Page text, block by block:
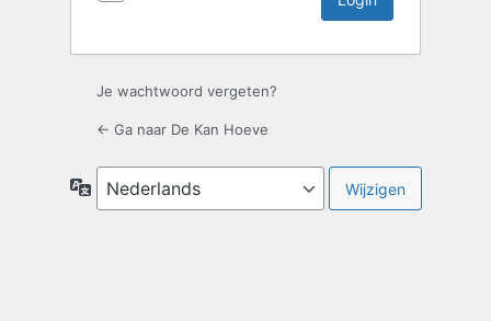
Je wachtwoord vergeten?
← Ga naar De Kan Hoeve
Taal